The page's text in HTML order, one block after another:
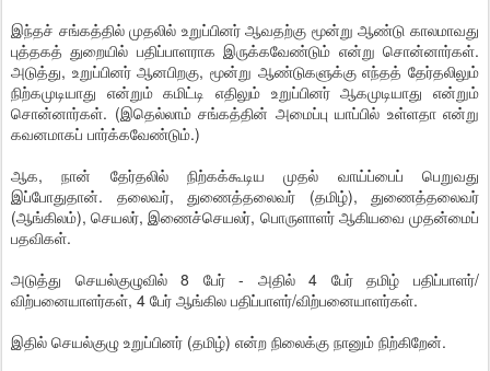
இந்தச் சங்கத்தில் முதலில் உறுப்பினர் ஆவதற்கு மூன்று ஆண்டு காலமாவது
புத்தகத் துறையில் பதிப்பாளராக இருக்கவேண்டும் என்று சொன்னார்கள்.
அடுத்து, உறுப்பினர் ஆனபிறகு, மூன்று ஆண்டுகளுக்கு எந்தத் தேர்தலிலும்
நிற்கமுடியாது என்றும் கமிட்டி எதிலும் உறுப்பினர் ஆகமுடியாது என்றும்
சொன்னார்கள். (இதெல்லாம் சங்கத்தின் அமைப்பு யாப்பில் உள்ளதா என்று
கவனமாகப் பார்க்கவேண்டும்.)
ஆக, நான் தேர்தலில் நிற்கக்கூடிய முதல் வாய்ப்பைப் பெறுவது
இப்போதுதான். தலைவர், துணைத்தலைவர் (தமிழ்), துணைத்தலைவர்
(ஆங்கிலம்), செயலர், இணைச்செயலர், பொருளாளர் ஆகியவை முதன்மைப்
பதவிகள்.
அடுத்து செயல்குழுவில் 8 பேர் - அதில் 4 பேர் தமிழ் பதிப்பாளர்/
விற்பனையாளர்கள், 4 பேர் ஆங்கில பதிப்பாளர்/விற்பனையாளர்கள்.
இதில் செயல்குழு உறுப்பினர் (தமிழ்) என்ற நிலைக்கு நானும் நிற்கிறேன்.